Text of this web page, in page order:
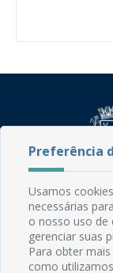
Rua do
CEP:
Email:
Expediente:
Preferência
Usamos
necessárias
o nosso uso de
gerenciar suas
Para obter
como